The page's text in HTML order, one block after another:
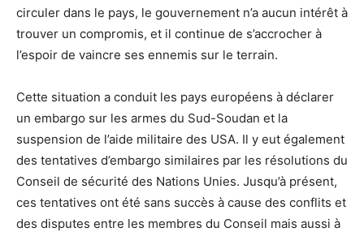
circuler dans le pays, le gouvernement n’a aucun intérêt à
trouver un compromis, et il continue de s’accrocher à
l’espoir de vaincre ses ennemis sur le terrain.
Cette situation a conduit les pays européens à déclarer
un embargo sur les armes du Sud-Soudan et la
suspension de l’aide militaire des USA. Il y eut également
des tentatives d’embargo similaires par les résolutions du
Conseil de sécurité des Nations Unies. Jusqu’à présent,
ces tentatives ont été sans succès à cause des conflits et
des disputes entre les membres du Conseil mais aussi à